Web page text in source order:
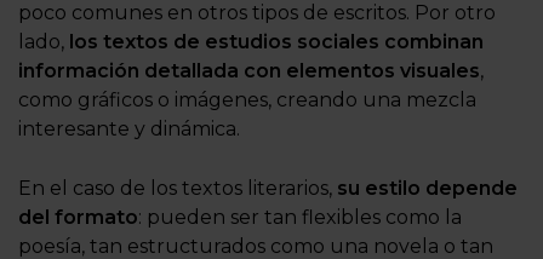
poco comunes en otros tipos de escritos. Por otro
lado, los textos de estudios sociales combinan
información detallada con elementos visuales,
como gráficos o imágenes, creando una mezcla
interesante y dinámica.
En el caso de los textos literarios, su estilo depende
del formato: pueden ser tan flexibles como la
poesía, tan estructurados como una novela o tan